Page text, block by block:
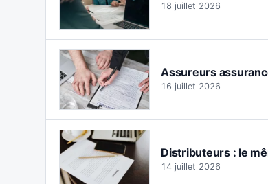
18 juillet 2026
Assureurs
16 juillet 2026
Distributeurs : le
14 juillet 2026